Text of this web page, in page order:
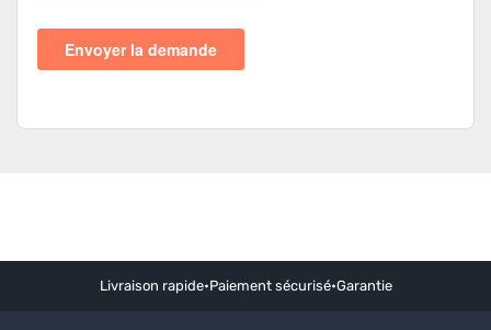
Livraison rapide•Paiement sécurisé•Garantie